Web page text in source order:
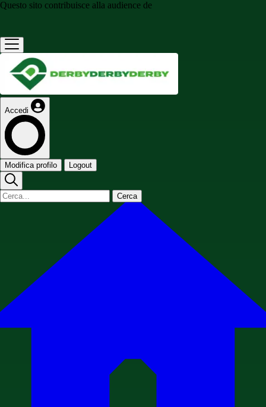
Questo sito contribuisce alla audience de
Accedi
Modifica profilo Logout
Cerca